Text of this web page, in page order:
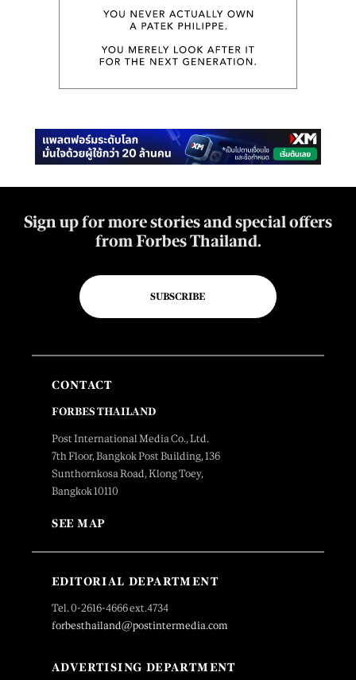
Sign up for more stories and special offers
from Forbes Thailand.
SUBSCRIBE
CONTACT
FORBES THAILAND
Post International Media Co., Ltd.
7th Floor, Bangkok Post Building, 136
Sunthornkosa Road, Klong Toey,
Bangkok 10110
SEE MAP
EDITORIAL DEPARTMENT
Tel. 0-2616-4666 ext.4734
forbesthailand@postintermedia.com
ADVERTISING DEPARTMENT